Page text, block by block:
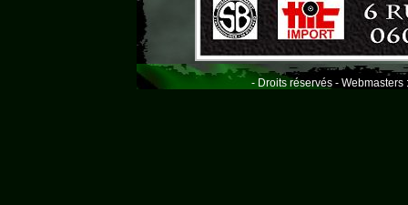
- Droits réservés - Webmasters